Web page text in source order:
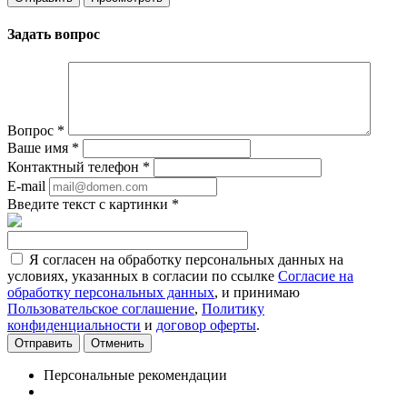
Задать вопрос
Вопрос *
Ваше имя *
Контактный телефон *
E-mail
Введите текст с картинки *
Я согласен на обработку персональных данных на
условиях, указанных в согласии по ссылке Согласие на
обработку персональных данных, и принимаю
Пользовательское соглашение, Политику
конфиденциальности и договор оферты.
Отменить
Персональные рекомендации